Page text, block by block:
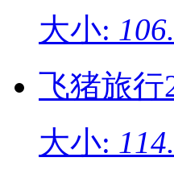
大小:
飞猪旅行
大小: